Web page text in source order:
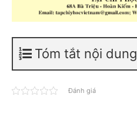
Tóm tắt nội dung
Đánh giá